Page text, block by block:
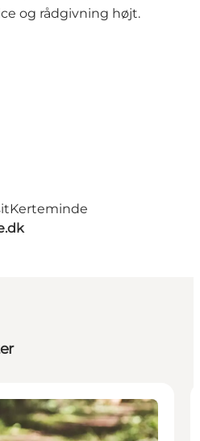
og rådgivning højt.